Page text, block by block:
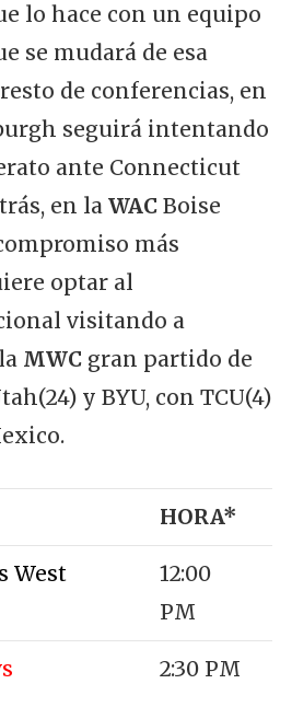
lo hace con un equipo
se mudará de esa
de conferencias, en
seguirá intentando
ante Connecticut
en la WAC Boise
más
optar al
visitando a
MWCgran partido de
y BYU, con TCU(4)
HORA*
West
12:00
PM
2:30 PM